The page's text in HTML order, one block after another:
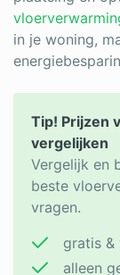
in je woning,
Tip! Prijzen
vergelijken
Vergelijk en
beste
vragen.
gratis &
alleen